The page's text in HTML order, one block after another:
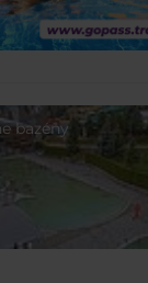
bazény